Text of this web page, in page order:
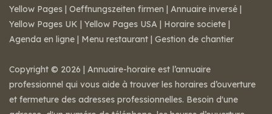
Yellow Pages | Oeffnungszeiten firmen | Annuaire inversé |
Yellow Pages UK | Yellow Pages USA | Horaire societe |
Agenda en ligne | Menu restaurant | Gestion de chantier
Copyright © 2026 | Annuaire-horaire est l’annuaire
professionnel qui vous aide à trouver les horaires d’ouverture
et fermeture des adresses professionnelles. Besoin d'une